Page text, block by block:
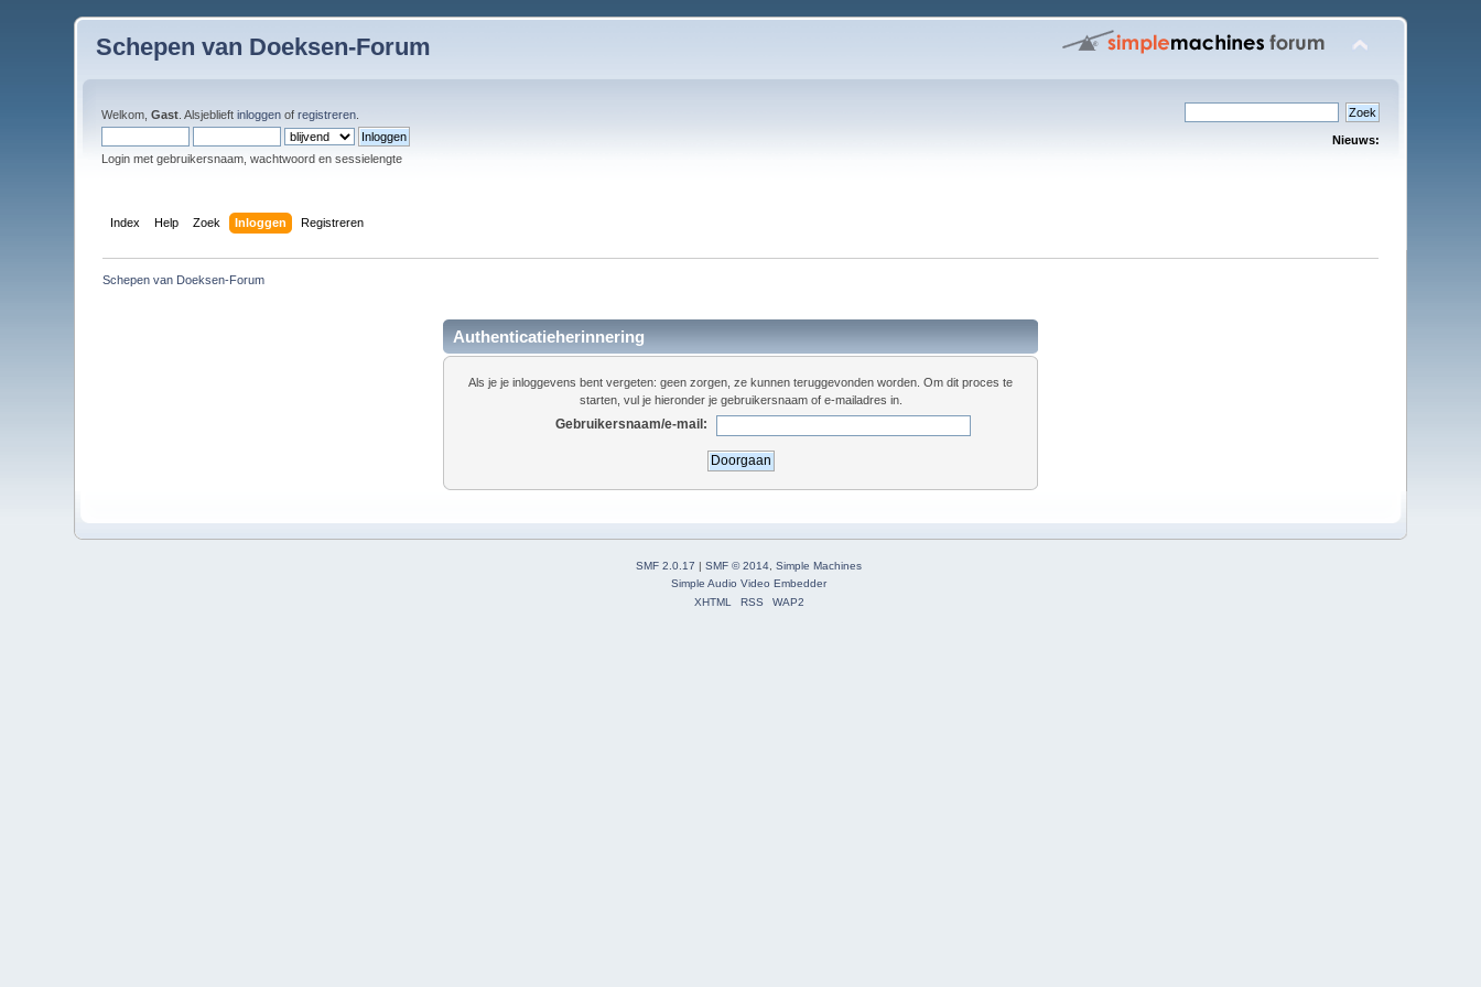
Schepen van Doeksen-Forum
Welkom,Gast . Alsjeblieftinloggen ofregistreren
Login met gebruikersnaam, wachtwoord en sessielengte
Nieuws:
Index Help Zoek Inloggen Registreren
Schepen van Doeksen-Forum
Authenticatieherinnering
Als je je inloggevens bent vergeten: geen zorgen, ze kunnen teruggevonden worden. Om dit proces te
starten, vul je hieronder je gebruikersnaam of e-mailadres in.
Gebruikersnaam/e-mail:
SMF 2.0.17 | SMF © 2014 Simple Machines
Simple Audio Video Embedder
XHTML
RSS WAP2